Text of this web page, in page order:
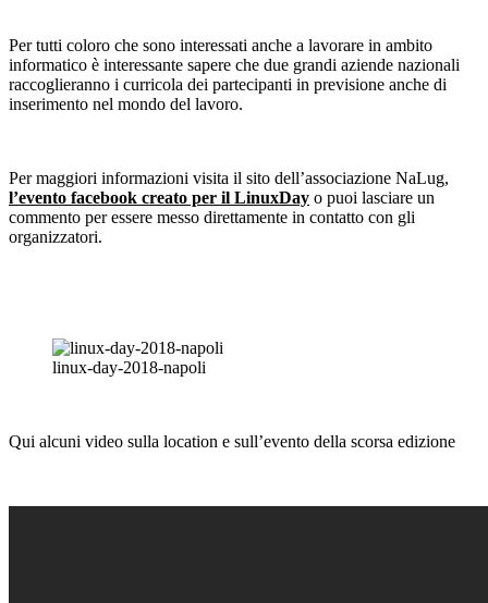
Per tutti coloro che sono interessati anche a lavorare in ambito
informatico è interessante sapere che due grandi aziende nazionali
raccoglieranno i curricola dei partecipanti in previsione anche di
inserimento nel mondo del lavoro.
Per maggiori informazioni visita il sito dell’associazione NaLug,
l’evento facebook creato per il LinuxDay o puoi lasciare un
commento per essere messo direttamente in contatto con gli
organizzatori.
linux-day-2018-napoli
Qui alcuni video sulla location e sull’evento della scorsa edizione